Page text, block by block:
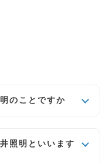
のことですか
照明といいます